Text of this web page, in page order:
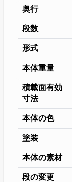
奥行
段数
形式
本体重量
積載面有効
寸法
本体の色
塗装
本体の素材
段の変更